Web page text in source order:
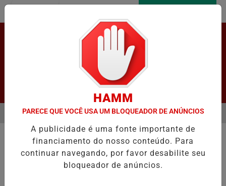
Pesquisar Notícia
R$ 164 MILHÕES NA MEGA-SENA SAIBA COMO O
EM ALTA
MENU
HAMM
PARECE QUE VOCÊ USA UM BLOQUEADOR DE ANÚNCIOS
A publicidade é uma fonte importante de
financiamento do nosso conteúdo. Para
continuar navegando, por favor desabilite seu
bloqueador de anúncios.